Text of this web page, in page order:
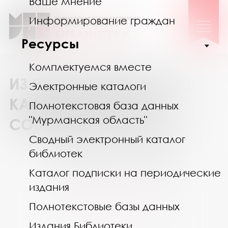
Информирование граждан
Ресурсы
Комплектуемся вместе
Электронные каталоги
Полнотекстовая база данных
"Мурманская область"
Сводный электронный каталог
библиотек
Каталог подписки на периодические
издания
Полнотекстовые базы данных
ИЗ ИСТОРИИ МУРМАНА:
КАЛЕНДАРЬ ДАТ И
СОБЫТИЙ НА 2025 ГОД
Октябрь 2025
Пн Вт Ср Чт Пт Сб Вс
6 7 8 9 10 11 12
13 14 15 16 17